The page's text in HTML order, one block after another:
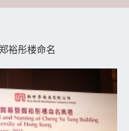
裕彤楼命名